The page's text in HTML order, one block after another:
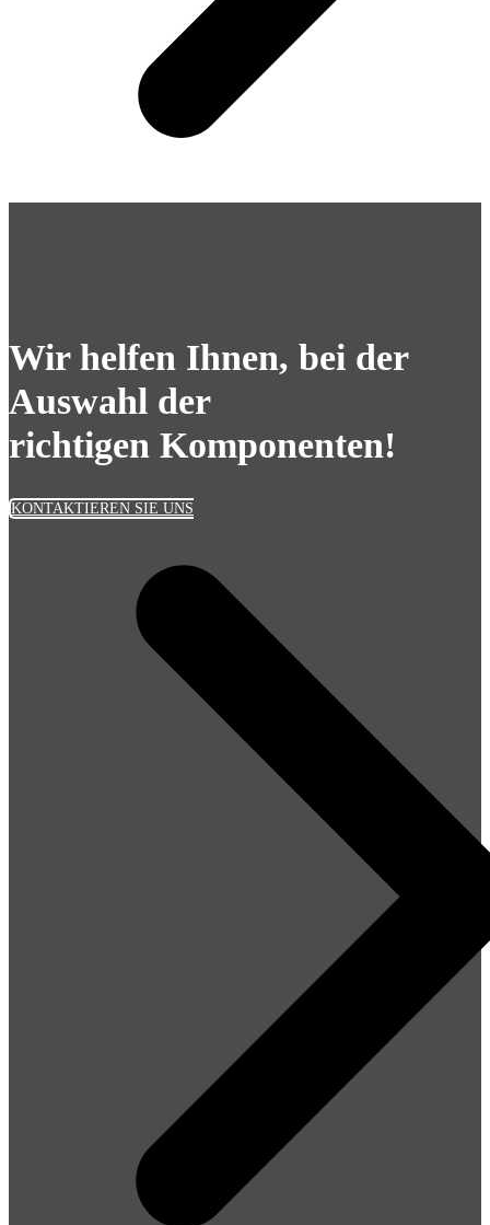
Wir helfen Ihnen, bei der
Auswahl der
richtigen Komponenten!
KONTAKTIEREN SIE UNS